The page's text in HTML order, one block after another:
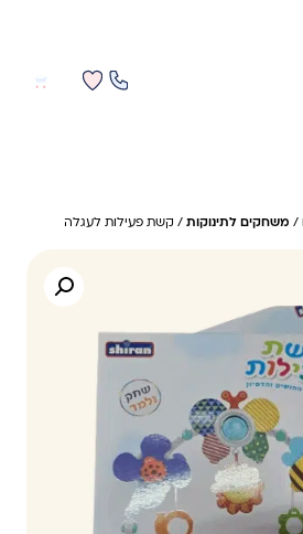
/ משחקים לתינוקות / קשת פעילות לעגלה